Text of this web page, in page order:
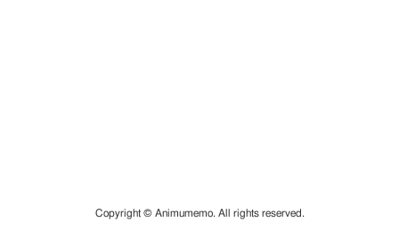
Copyright © Animumemo. All rights reserved.